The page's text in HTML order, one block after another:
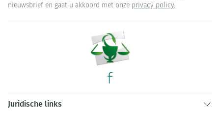
nieuwsbrief en gaat u akkoord met onze privacy policy.
Juridische links